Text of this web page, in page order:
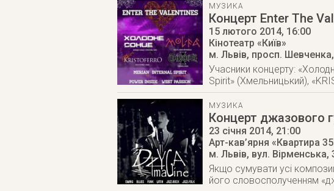
МУЗИКА
Концерт Enter The
15 лютого 2014, 16:00
Кінотеатр «Київ»
м. Львів, просп.
Учасники концерту:
Spirit» (Хмельницький),
МУЗИКА
Концерт джазового
23 січня 2014, 21:00
Арт-кав’ярня «Квартира
м. Львів, вул. Вірменська,
Якщо сумувати усі
його словосполученням